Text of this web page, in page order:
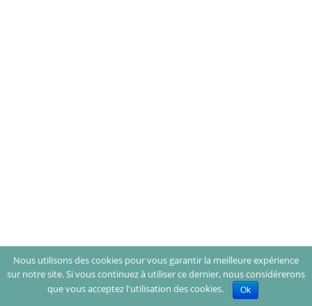
Nous utilisons des cookies pour vous garantir la meilleure expérience
sur notre site. Si vous continuez à utiliser ce dernier, nous considérerons
que vous acceptez l'utilisation des cookies.
Ok